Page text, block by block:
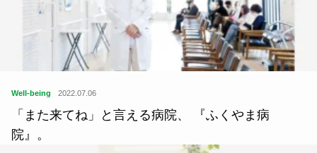
Well-being 2022.07.06
「また来てね」と言える病院、 『ふくやま病
院』。